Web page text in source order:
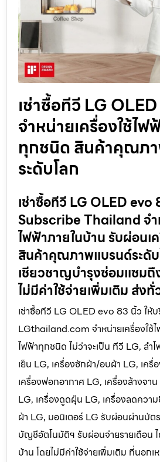
เช่าซื้อทีวี LG
จำหน่ายเครื่องใช้ไฟ
ทุกชนิด สินค้าคุณภ
ระดับโลก
เช่าซื้อทีวี LG OLED evo
Subscribe Thailand จำ
ไฟฟ้าภายในบ้าน รับผ่อนเ
สินค้าคุณภาพแบรนด์ระดั
เชียวชาญบำรุงซ่อมแซม
ไม่มีค่าใช้จ่ายเพิ่มเติม ส่งทั่
เช่าซื้อทีวี LG OLED evo 83 นิ้ว ให้บ
LGthailand.com จำหน่ายเครื่องใช้
ไฟฟ้าทุกชนิด ไม่ว่าจะเป็น ทีวี LG, ลำ
เย็น LG, เครื่องซักผ้า/อบผ้า LG, เครื่
เครื่องฟอกอากาศ LG, เครื่องล้างจา
LG, เครื่องดูดฝุ่น LG, เครื่องลดควา
ผ้า LG, มอนิเตอร์ LG รับผ่อนผ่านบั
บัญชีอัตโนมัติฯ รับผ่อนจ่ายรายเดือน
บ้าน โดยไม่มีค่าใช้จ่ายเพิ่มเติม ที่นอก